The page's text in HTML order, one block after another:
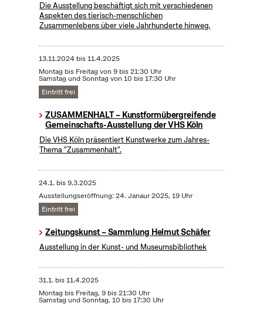
Die Ausstellung beschäftigt sich mit verschiedenen
Aspekten des tierisch-menschlichen
Zusammenlebens über viele Jahrhunderte hinweg.
13.11.2024 bis11.4.2025
Montag bis Freitag von 9 bis 21:30 Uhr
Samstag und Sonntag von 10 bis 17:30 Uhr
Eintritt frei
ZUSAMMENHALT – Kunstformübergreifende
Gemeinschafts-Ausstellung der VHS Köln
Die VHS Köln präsentiert Kunstwerke zum Jahres-
Thema "Zusammenhalt".
24.1. bis9.3.2025
Ausstellungseröffnung: 24. Janaur 2025, 19 Uhr
Eintritt frei
Zeitungskunst – Sammlung Helmut Schäfer
Ausstellung in der Kunst- und Museumsbibliothek
31.1. bis11.4.2025
Montag bis Freitag, 9 bis 21:30 Uhr
Samstag und Sonntag, 10 bis 17:30 Uhr